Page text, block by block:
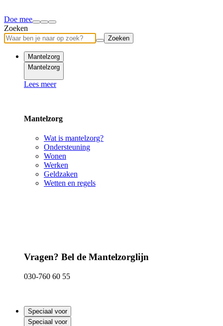
Doe mee
Zoeken
Zoeken
Mantelzorg
Mantelzorg
Lees meer
Mantelzorg
Wat is mantelzorg?
Ondersteuning
Wonen
Werken
Geldzaken
Wetten en regels
Vragen? Bel de Mantelzorglijn
030-760 60 55
Speciaal voor
Speciaal voor